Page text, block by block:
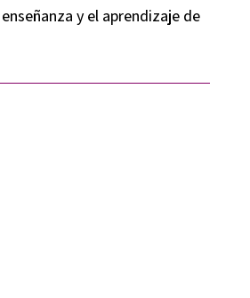
y el aprendizaje de